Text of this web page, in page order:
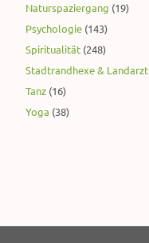
Naturspaziergang (19)
Psychologie (143)
Spiritualität (248)
Stadtrandhexe & Landarzt
Tanz (16)
Yoga (38)